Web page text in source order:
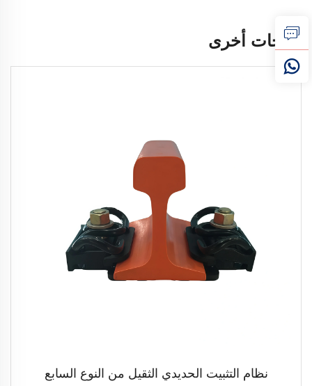
منتجات أخرى
نظام التثبيت الحديدي الثقيل من النوع السابع